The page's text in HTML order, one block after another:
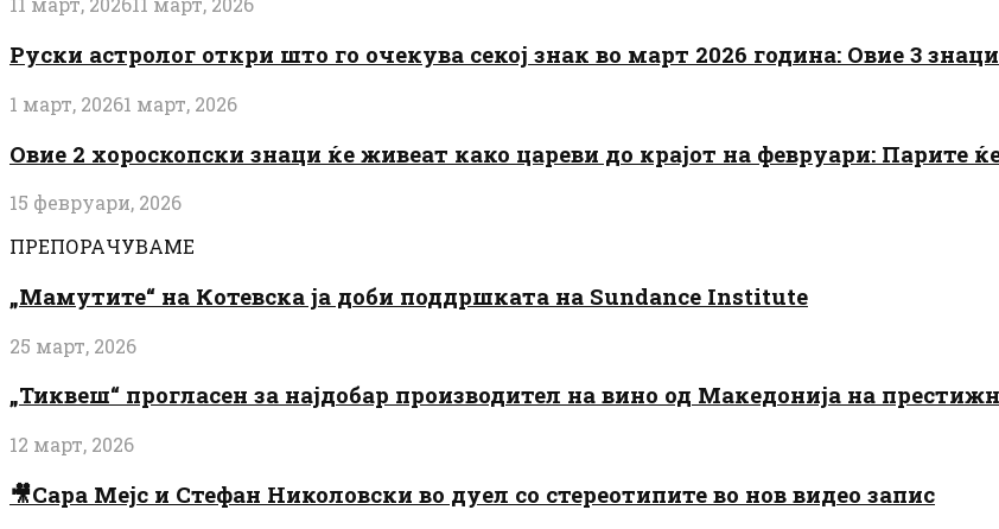
Руски астролог откри што го очекува секој знак во март 2026 година: Овие 3
1 март, 20261 март, 2026
Овие 2 хороскопски знаци ќе живеат како цареви до крајот на февруари: Парите
15 февруари, 2026
ПРЕПОРАЧУВАМЕ
„Мамутите“ на Котевска ја доби поддршката на Sundance Institute
25 март, 2026
„Тиквеш“ прогласен за најдобар производител на вино од Македонија на
12 март, 2026
🎥Сара Мејс и Стефан Николовски во дуел со стереотипите во нов видео запис